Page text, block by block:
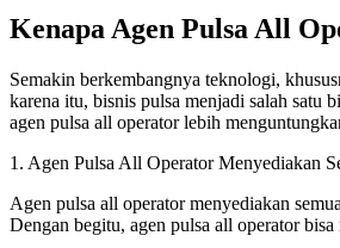
Kenapa Agen Pulsa All
Semakin berkembangnya teknologi,
karena itu, bisnis pulsa menjadi salah satu
agen pulsa all operator lebih
1. Agen Pulsa All Operator Menyediakan
Agen pulsa all operator menyediakan
Dengan begitu, agen pulsa all operator